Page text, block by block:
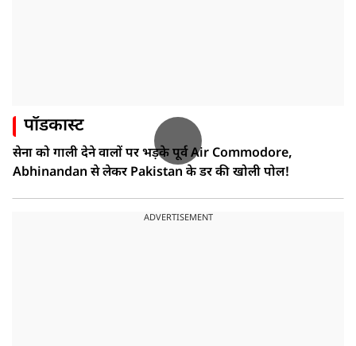
पॉडकास्ट
सेना को गाली देने वालों पर भड़के पूर्व Air Commodore,
Abhinandan से लेकर Pakistan के डर की खोली पोल!
ADVERTISEMENT